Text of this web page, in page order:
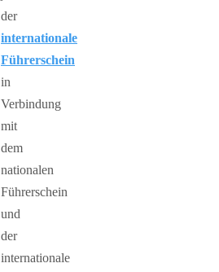
der
internationale
Führerschein
in
Verbindung
mit
dem
nationalen
Führerschein
und
der
internationale